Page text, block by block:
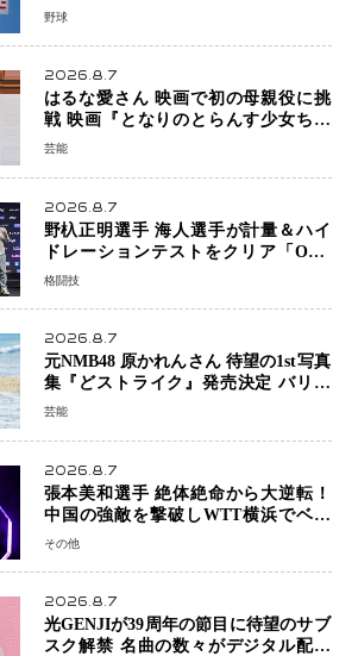
ならではの“魅せる興行”に世界が注目
野球
2026.8.7
はるな愛さん 映画で初の母親役に挑
戦 映画『となりのとらんす少女ちゃ
ん』11月7日公開 未来の自分との対話
芸能
2026.8.7
野杁正明選手 海人選手が計量＆ハイ
ドレーションテストをクリア「ONE
SAMURAI 2」決戦へ万全の準備整う
格闘技
2026.8.7
元NMB48 原かれんさん 待望の1st写真
集『どストライク』発売決定 バリで
魅せる25歳の新境地
芸能
2026.8.7
張本美和選手 絶体絶命から大逆転！
中国の強敵を撃破しWTT横浜でベス
ト8進出
その他
2026.8.7
光GENJIが39周年の節目に待望のサブ
スク解禁 名曲の数々がデジタル配信